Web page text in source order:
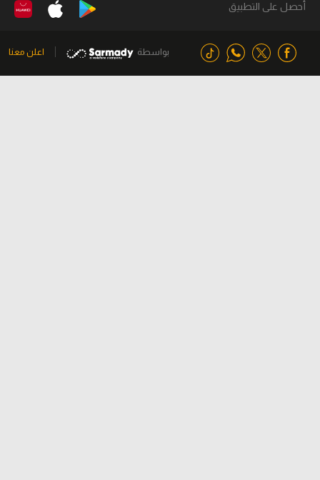
أحصل على التطبيق
بواسطة اعلن معنا